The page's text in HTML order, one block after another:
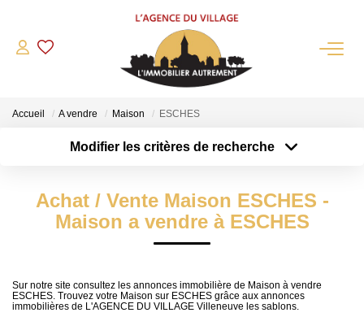
QUI SOMMES-NOUS?
L'agence
Notre Équipe
Nos Partenaires
NOS ACTUALITÉS
ACHETER
Accueil A vendre Maison ESCHES
Modifier les critères de recherche
Sélectionnez...
Type de bien
Surface min
Créer une alerte
Achat / Vente Maison ESCHES -
Maison a vendre à ESCHES
Sur notre site consultez les annonces immobilière de Maison à vendre
ESCHES. Trouvez votre Maison sur ESCHES grâce aux annonces
immobilières de L'AGENCE DU VILLAGE Villeneuve les sablons.